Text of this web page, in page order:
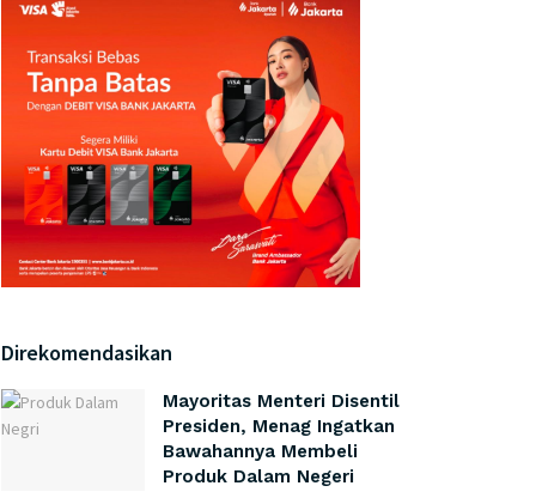
Direkomendasikan
Mayoritas Menteri Disentil
Presiden, Menag Ingatkan
Bawahannya Membeli
Produk Dalam Negeri